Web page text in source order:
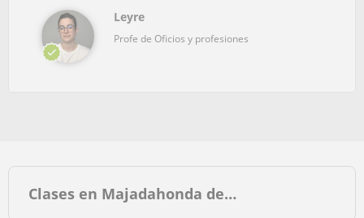
Leyre
Profe de Oficios y profesiones
Clases en Majadahonda de…